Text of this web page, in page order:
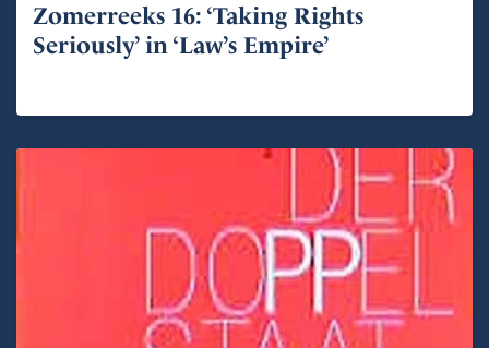
Zomerreeks 16: ‘Taking Rights
Seriously’ in ‘Law’s Empire’